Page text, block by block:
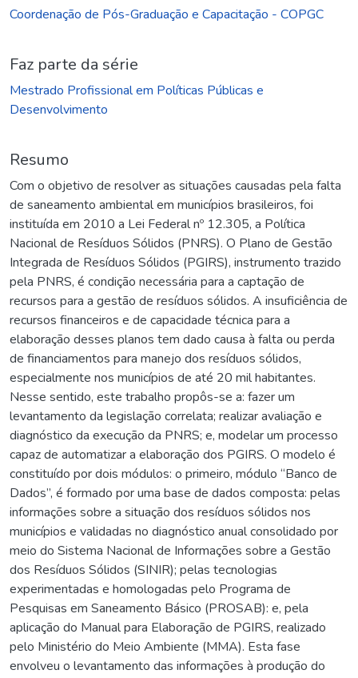
Coordenação de Pós-Graduação e Capacitação - COPGC
Faz parte da série
Mestrado Profissional em Políticas Públicas e
Desenvolvimento
Resumo
Com o objetivo de resolver as situações causadas pela falta
de saneamento ambiental em municípios brasileiros, foi
instituída em 2010 a Lei Federal nº 12.305, a Política
Nacional de Resíduos Sólidos (PNRS). O Plano de Gestão
Integrada de Resíduos Sólidos (PGIRS), instrumento trazido
pela PNRS, é condição necessária para a captação de
recursos para a gestão de resíduos sólidos. A insuficiência de
recursos financeiros e de capacidade técnica para a
elaboração desses planos tem dado causa à falta ou perda
de financiamentos para manejo dos resíduos sólidos,
especialmente nos municípios de até 20 mil habitantes.
Nesse sentido, este trabalho propôs-se a: fazer um
levantamento da legislação correlata; realizar avaliação e
diagnóstico da execução da PNRS; e, modelar um processo
capaz de automatizar a elaboração dos PGIRS. O modelo é
constituído por dois módulos: o primeiro, módulo “Banco de
Dados”, é formado por uma base de dados composta: pelas
informações sobre a situação dos resíduos sólidos nos
municípios e validadas no diagnóstico anual consolidado por
meio do Sistema Nacional de Informações sobre a Gestão
dos Resíduos Sólidos (SINIR); pelas tecnologias
experimentadas e homologadas pelo Programa de
Pesquisas em Saneamento Básico (PROSAB): e, pela
aplicação do Manual para Elaboração de PGIRS, realizado
pelo Ministério do Meio Ambiente (MMA). Esta fase
envolveu o levantamento das informações à produção do